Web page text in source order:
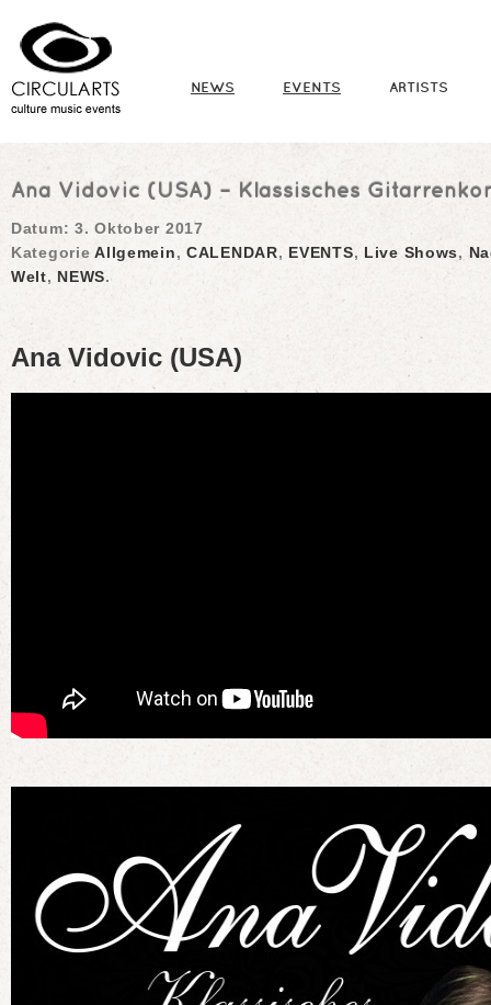
NEWS EVENTS ARTISTS
Ana Vidovic (USA) – Klassisches
Datum:3. Oktober 2017
KategorieAllgemein,CALENDAR, EVENTS, Live Shows,
Welt, NEWS.
Ana Vidovic (USA)